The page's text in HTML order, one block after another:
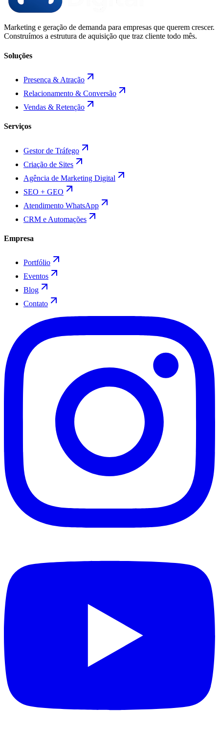
Marketing e geração de demanda para empresas que querem crescer.
Construímos a estrutura de aquisição que traz cliente todo mês.
Soluções
Presença & Atração
Relacionamento & Conversão
Vendas & Retenção
Serviços
Gestor de Tráfego
Criação de Sites
Agência de Marketing Digital
SEO + GEO
Atendimento WhatsApp
CRM e Automações
Empresa
Portfólio
Eventos
Blog
Contato